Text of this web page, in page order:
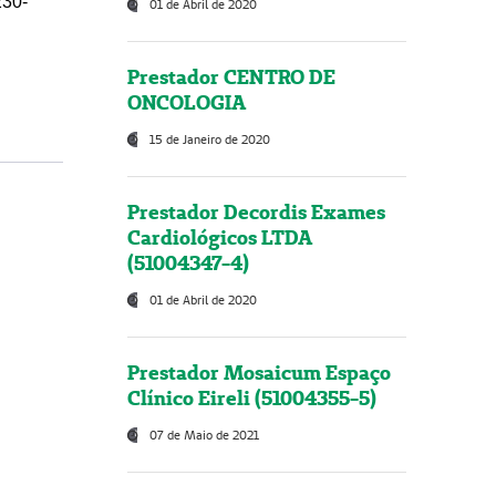
01 de Abril de 2020
Prestador CENTRO DE
ONCOLOGIA
15 de Janeiro de 2020
Prestador Decordis Exames
Cardiológicos LTDA
(51004347-4)
01 de Abril de 2020
Prestador Mosaicum Espaço
Clínico Eireli (51004355-5)
07 de Maio de 2021